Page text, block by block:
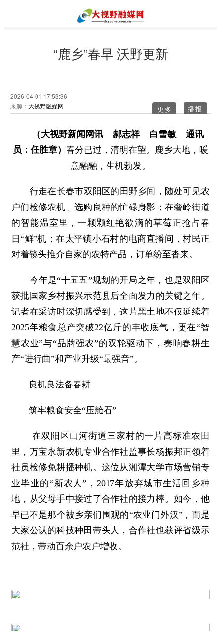
“鹿乡”春早 沃野更新
2026-04-01 17:53:36
来源： 大视野融媒网 更多
（大视野新闻网讯 郝志祥 白雪敏 通讯
员：任胜章） 春分已过，清明在望。鹿乡大地，暖
意融融，生机勃发。
行走在长春市双阳区的田野乡间，随处可见农
户们检修农机、选购良种的忙碌身影；在奢岭街道
的智能温室里，一颗颗红艳欲滴的草莓正抢占春
日“鲜”机；在太平镇小石村的电商直播间，村民正
对着镜头推介自家的农特产品，订单纷至沓来。
今年是“十五五”规划的开局之年，也是双阳区
获批国家乡村振兴示范县后全面发力的关键之年。
记者在采访时深切感受到，这片黑土地不仅延续着
2025年粮食总产突破22亿斤的丰收底气，更在“智
慧农业”与“品牌强农”的双轮驱动下，奏响春耕生
产“进行曲”和产业升级“最强音”。
良机良法备春耕
筑牢粮食安全“压舱石”
在双阳区山河街道三家村的一片高标准农田
里，万宝永新农机专业合作社监事长杨振邦正领着
社员检修免耕播种机。这位从湘潭大学市场营销专
业毕业的“新农人”，2017年放弃城市生活回乡种
地，从父母手中接过了合作社的接力棒。如今，他
早已不是那个被乡亲们围观的“农业门外汉”，而是
大家公认的科技种田带头人，合作社也获评省级示
范社，带动百余户农户增收。